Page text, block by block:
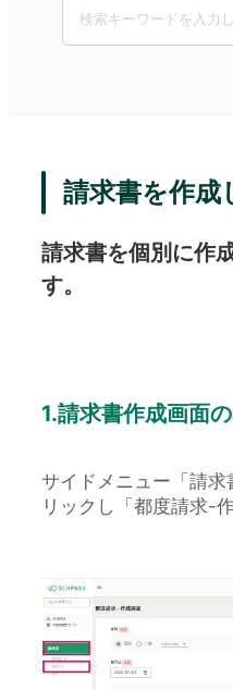
請求書を作成
請求書を個別に作
す。
1.請求書作成画面
サイドメニュー「請求
リックし「都度請求-